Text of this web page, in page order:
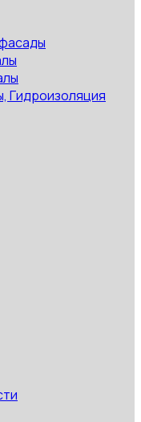
Гидроизоляция